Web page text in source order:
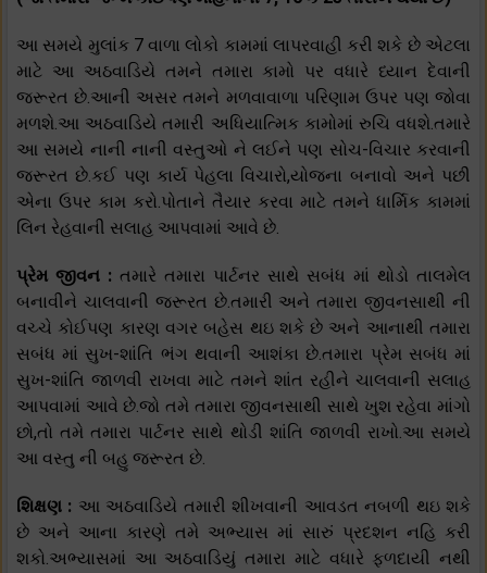
આ સમયે મુલાંક 7 વાળા લોકો કામમાં લાપરવાહી કરી શકે છે એટલા
માટે આ અઠવાડિયે તમને તમારા કામો પર વધારે ધ્યાન દેવાની
જરૂરત છે.આની અસર તમને મળવાવાળા પરિણામ ઉપર પણ જોવા
મળશે.આ અઠવાડિયે તમારી અધિયાત્મિક કામોમાં રુચિ વધશે.તમારે
આ સમયે નાની નાની વસ્તુઓ ને લઈને પણ સોચ-વિચાર કરવાની
જરૂરત છે.કઈ પણ કાર્ય પેહલા વિચારો,યોજના બનાવો અને પછી
એના ઉપર કામ કરો.પોતાને તૈયાર કરવા માટે તમને ધાર્મિક કામમાં
લિન રેહવાની સલાહ આપવામાં આવે છે.
પ્રેમ જીવન : તમારે તમારા પાર્ટનર સાથે સબંધ માં થોડો તાલમેલ
બનાવીને ચાલવાની જરૂરત છે.તમારી અને તમારા જીવનસાથી ની
વચ્ચે કોઈપણ કારણ વગર બહેસ થઇ શકે છે અને આનાથી તમારા
સબંધ માં સુખ-શાંતિ ભંગ થવાની આશંકા છે.તમારા પ્રેમ સબંધ માં
સુખ-શાંતિ જાળવી રાખવા માટે તમને શાંત રહીને ચાલવાની સલાહ
આપવામાં આવે છે.જો તમે તમારા જીવનસાથી સાથે ખુશ રહેવા માંગો
છો,તો તમે તમારા પાર્ટનર સાથે થોડી શાંતિ જાળવી રાખો.આ સમયે
આ વસ્તુ ની બહુ જરૂરત છે.
શિક્ષણ : આ અઠવાડિયે તમારી શીખવાની આવડત નબળી થઇ શકે
છે અને આના કારણે તમે અભ્યાસ માં સારું પ્રદશન નહિ કરી
શકો.અભ્યાસમાં આ અઠવાડિયું તમારા માટે વધારે ફળદાયી નથી